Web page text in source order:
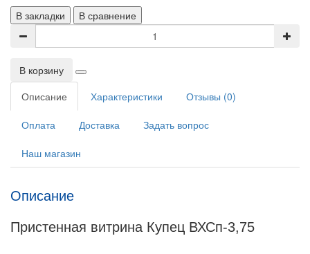
В закладки
В сравнение
В корзину
Описание
Характеристики Отзывы (0)
Оплата Доставка Задать вопрос
Наш магазин
Описание
Пристенная витрина Купец ВХСп-3,75